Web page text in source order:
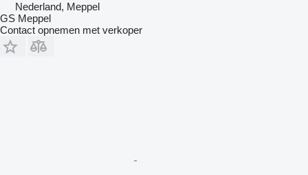
Nederland, Meppel
GS Meppel
Contact opnemen met verkoper